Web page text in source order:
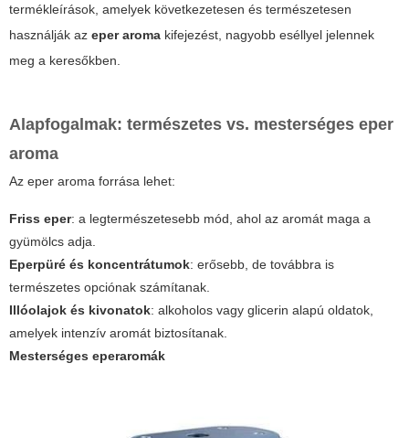
termékleírások, amelyek következetesen és természetesen
használják az eper aroma kifejezést, nagyobb eséllyel jelennek
meg a keresőkben.
Alapfogalmak: természetes vs. mesterséges eper
aroma
Az eper aroma forrása lehet:
Friss eper: a legtermészetesebb mód, ahol az aromát maga a
gyümölcs adja.
Eperpüré és koncentrátumok: erősebb, de továbbra is
természetes opciónak számítanak.
Illóolajok és kivonatok: alkoholos vagy glicerin alapú oldatok,
amelyek intenzív aromát biztosítanak.
Mesterséges eperaromák